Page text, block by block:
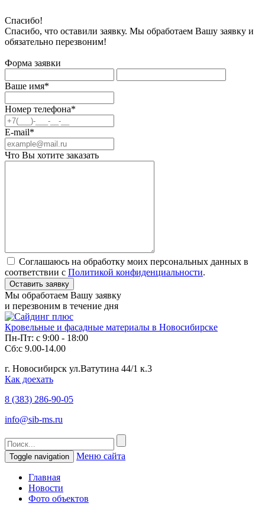
Спасибо!
Спасибо, что оставили заявку. Мы обработаем Вашу заявку и
обязательно перезвоним!
Форма заявки
Ваше имя*
Номер телефона*
E-mail*
Что Вы хотите заказать
Соглашаюсь на обработку моих персональных данных в
соответствии с Политикой конфиденциальности.
Мы обработаем Вашу заявку
и перезвоним в течение дня
Кровельные и фасадные материалы в Новосибирске
Пн-Пт: с 9:00 - 18:00
Сб:с 9.00-14.00
г. Новосибирск ул.Ватутина 44/1 к.3
Как доехать
8 (383) 286-90-05
info@sib-ms.ru
Toggle navigation Меню сайта
Главная
Новости
Фото объектов